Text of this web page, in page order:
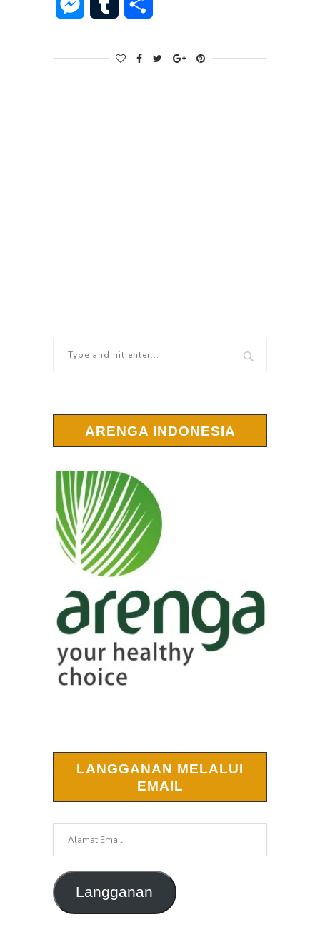
Messenger
Tumblr
ARENGA INDONESIA
LANGGANAN MELALUI
EMAIL
Langganan